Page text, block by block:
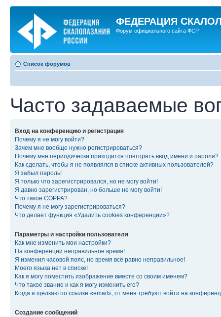
ФЕДЕРАЦИЯ
Форум официального сайта ФСР
Список форумов
Часто задаваемые
Вход на конференцию и регистрация
Почему я не могу войти?
Зачем мне вообще нужно регистрироваться?
Почему мне периодически приходится повторять ввод имени и пароля?
Как сделать, чтобы я не появлялся в списке активных пользователей?
Я забыл пароль!
Я только что зарегистрировался, но не могу войти!
Я давно зарегистрирован, но больше не могу войти!
Что такое COPPA?
Почему я не могу зарегистрироваться?
Что делает функция «Удалить cookies конференции»?
Параметры и настройки пользователя
Как мне изменить мои настройки?
На конференции неправильное время!
Я изменил часовой пояс, но время всё равно неправильное!
Моего языка нет в списке!
Как я могу поместить изображение вместе со своим именем?
Что такое звание и как я могу изменить его?
Когда я щёлкаю по ссылке «email», от меня требуют войти на
Создание сообщений